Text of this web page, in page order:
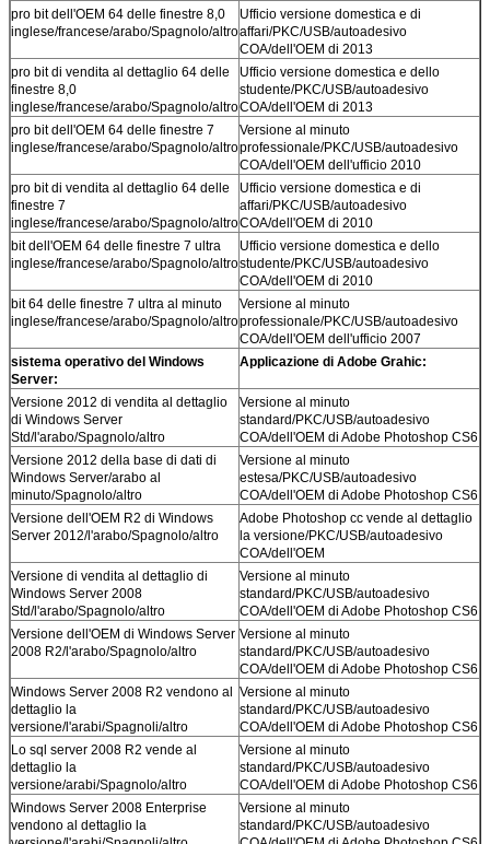
pro bit dell'OEM 64 delle finestre 8,0
inglese/francese/arabo/Spagnolo/altro
Ufficio versione domestica e di
affari/PKC/USB/autoadesivo
COA/dell'OEM di 2013
pro bit di vendita al dettaglio 64 delle
finestre 8,0
inglese/francese/arabo/Spagnolo/altro
Ufficio versione domestica e dello
studente/PKC/USB/autoadesivo
COA/dell'OEM di 2013
pro bit dell'OEM 64 delle finestre 7
inglese/francese/arabo/Spagnolo/altro
Versione al minuto
professionale/PKC/USB/autoadesivo
COA/dell'OEM dell'ufficio 2010
pro bit di vendita al dettaglio 64 delle
finestre 7
inglese/francese/arabo/Spagnolo/altro
Ufficio versione domestica e di
affari/PKC/USB/autoadesivo
COA/dell'OEM di 2010
bit dell'OEM 64 delle finestre 7 ultra
inglese/francese/arabo/Spagnolo/altro
Ufficio versione domestica e dello
studente/PKC/USB/autoadesivo
COA/dell'OEM di 2010
bit 64 delle finestre 7 ultra al minuto
inglese/francese/arabo/Spagnolo/altro
Versione al minuto
professionale/PKC/USB/autoadesivo
COA/dell'OEM dell'ufficio 2007
sistema operativo del Windows
Server:
Applicazione di Adobe Grahic:
Versione 2012 di vendita al dettaglio
di Windows Server
Std/l'arabo/Spagnolo/altro
Versione al minuto
standard/PKC/USB/autoadesivo
COA/dell'OEM di Adobe Photoshop CS6
Versione 2012 della base di dati di
Windows Server/arabo al
minuto/Spagnolo/altro
Versione al minuto
estesa/PKC/USB/autoadesivo
COA/dell'OEM di Adobe Photoshop CS6
Versione dell'OEM R2 di Windows
Server 2012/l'arabo/Spagnolo/altro
Adobe Photoshop cc vende al dettaglio
la versione/PKC/USB/autoadesivo
COA/dell'OEM
Versione di vendita al dettaglio di
Windows Server 2008
Std/l'arabo/Spagnolo/altro
Versione al minuto
standard/PKC/USB/autoadesivo
COA/dell'OEM di Adobe Photoshop CS6
Versione dell'OEM di Windows Server
2008 R2/l'arabo/Spagnolo/altro
Versione al minuto
standard/PKC/USB/autoadesivo
COA/dell'OEM di Adobe Photoshop CS6
Windows Server 2008 R2 vendono al
dettaglio la
versione/l'arabi/Spagnoli/altro
Versione al minuto
standard/PKC/USB/autoadesivo
COA/dell'OEM di Adobe Photoshop CS6
Lo sql server 2008 R2 vende al
dettaglio la
versione/arabi/Spagnolo/altro
Versione al minuto
standard/PKC/USB/autoadesivo
COA/dell'OEM di Adobe Photoshop CS6
Windows Server 2008 Enterprise
vendono al dettaglio la
Versione al minuto
standard/PKC/USB/autoadesivo